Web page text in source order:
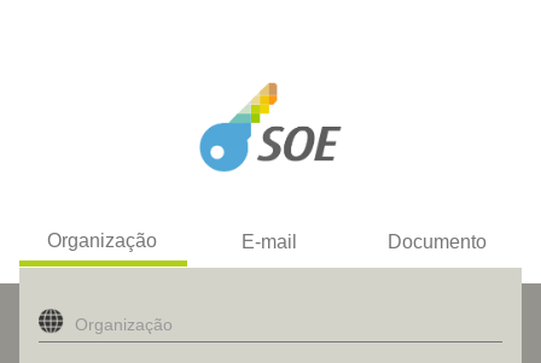
Organização E-mail Documento